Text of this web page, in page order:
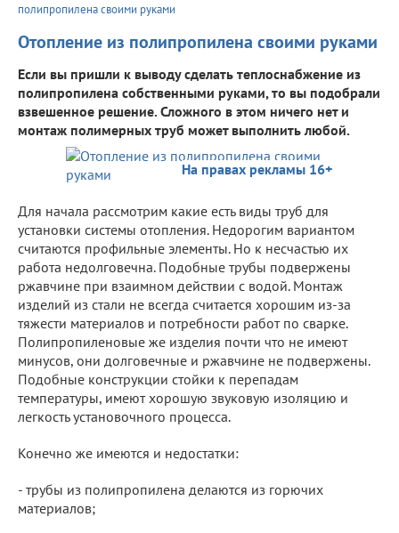
полипропилена своими руками
Отопление из полипропилена своими руками
Если вы пришли к выводу сделать теплоснабжение из
полипропилена собственными руками, то вы подобрали
взвешенное решение. Сложного в этом ничего нет и
монтаж полимерных труб может выполнить любой.
На правах рекламы 16+
Для начала рассмотрим какие есть виды труб для
установки системы отопления. Недорогим вариантом
считаются профильные элементы. Но к несчастью их
работа недолговечна. Подобные трубы подвержены
ржавчине при взаимном действии с водой. Монтаж
изделий из стали не всегда считается хорошим из-за
тяжести материалов и потребности работ по сварке.
Полипропиленовые же изделия почти что не имеют
минусов, они долговечные и ржавчине не подвержены.
Подобные конструкции стойки к перепадам
температуры, имеют хорошую звуковую изоляцию и
легкость установочного процесса.
Конечно же имеются и недостатки:
- трубы из полипропилена делаются из горючих
материалов;